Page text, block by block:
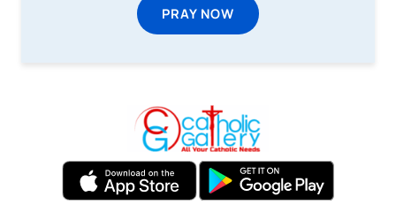
PRAY NOW